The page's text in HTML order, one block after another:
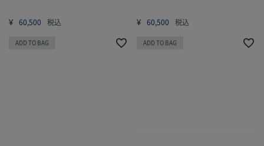
¥ 60,500 税込
ADD TO BAG
¥ 60,500 税込
ADD TO BAG